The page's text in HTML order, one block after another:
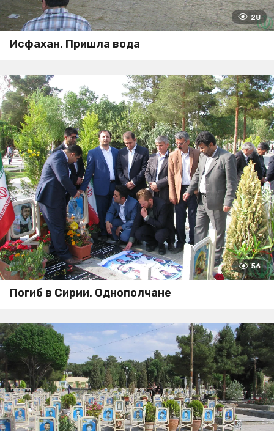
28
Исфахан. Пришла вода
56
Погиб в Сирии. Однополчане